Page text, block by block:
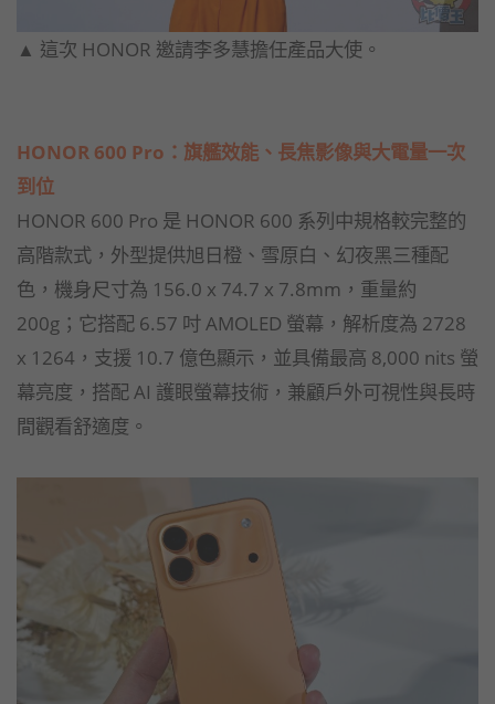
▲ 這次 HONOR 邀請李多慧擔任產品大使。
HONOR 600 Pro：旗艦效能、長焦影像與大電量一次
到位
HONOR 600 Pro 是 HONOR 600 系列中規格較完整的
高階款式，外型提供旭日橙、雪原白、幻夜黑三種配
色，機身尺寸為 156.0 x 74.7 x 7.8mm，重量約
200g；它搭配 6.57 吋 AMOLED 螢幕，解析度為 2728
x 1264，支援 10.7 億色顯示，並具備最高 8,000 nits 螢
幕亮度，搭配 AI 護眼螢幕技術，兼顧戶外可視性與長時
間觀看舒適度。